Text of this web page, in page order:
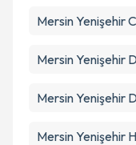
Mersin Yenişehir
Mersin Yenişehir
Mersin Yenişehir
Mersin Yenişehir